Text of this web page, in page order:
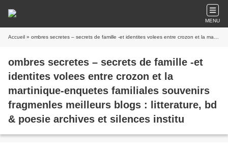
MENU
Accueil » ombres secretes – secrets de famille -et identites volees entre crozon et la martinique-enquetes familiales souvenirs fragmenles meilleurs blogs : litterature, bd & poesie archives et silences institu
ombres secretes – secrets de famille -et
identites volees entre crozon et la
martinique-enquetes familiales souvenirs
fragmenles meilleurs blogs : litterature, bd
& poesie archives et silences institu